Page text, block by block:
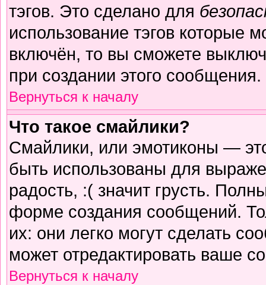
тэгов. Это сделано для
использование тэгов которые
включён, то вы сможете
при создании этого сообщения.
Вернуться к началу
Что такое смайлики?
Смайлики, или эмотиконы —
быть использованы для
радость, :( значит грусть.
форме создания сообщений.
их: они легко могут сделать
может отредактировать ваше
Вернуться к началу